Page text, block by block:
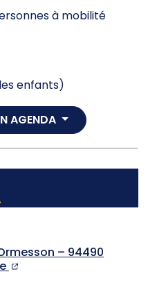
à mobilité
enfants)
AGENDA
– 94490